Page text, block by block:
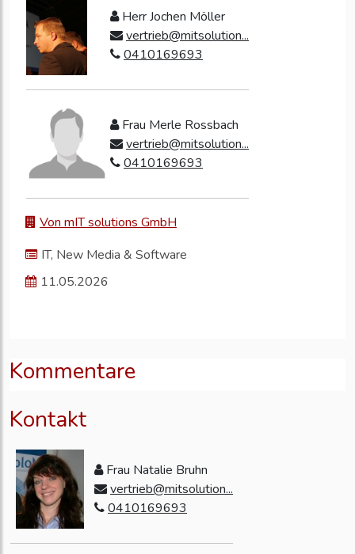
Herr Jochen Möller
vertrieb@mitsolution...
0410169693
Frau Merle Rossbach
vertrieb@mitsolution...
0410169693
Von mIT solutions GmbH
IT, New Media & Software
11.05.2026
Kommentare
Kontakt
Frau Natalie Bruhn
vertrieb@mitsolution...
0410169693